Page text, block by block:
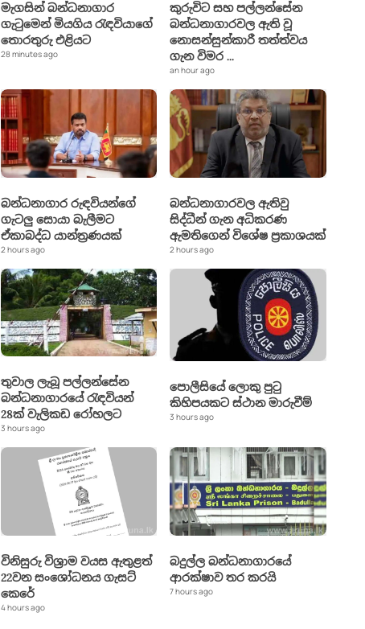
මැගසින් බන්ධනාගාර
ගැටුමෙන් මියගිය රැඳවියාගේ
තොරතුරු එළියට
28 minutes ago
කුරුවිට සහ පල්ලන්සේන
බන්ධනාගාරවල ඇති වූ
නොසන්සුන්කාරී තත්ත්වය
ගැන විමර ...
an hour ago
බන්ධනාගාර රුඳවියන්ගේ
ගැටලු සොයා බැලීමට
ඒකාබද්ධ යාන්ත්‍රණයක්
2 hours ago
බන්ධනාගාරවල ඇතිවු
සිද්ධීන් ගැන අධිකරණ
ඇමතිගෙන් විශේෂ ප්‍රකාශයක්
2 hours ago
තුවාල ලැබූ පල්ලන්සේන
බන්ධනාගාරයේ රැඳවියන්
28ක් වැලිකඩ රෝහලට
3 hours ago
පොලීසියේ ලොකු පුටු
කිහිපයකට ස්ථාන මාරුවීම්
3 hours ago
විනිසුරු විශ්‍රාම වයස ඇතුළත්
22වන සංශෝධනය ගැසට්
කෙරේ
4 hours ago
බදුල්ල බන්ධනාගාරයේ
ආරක්ෂාව තර කරයි
7 hours ago